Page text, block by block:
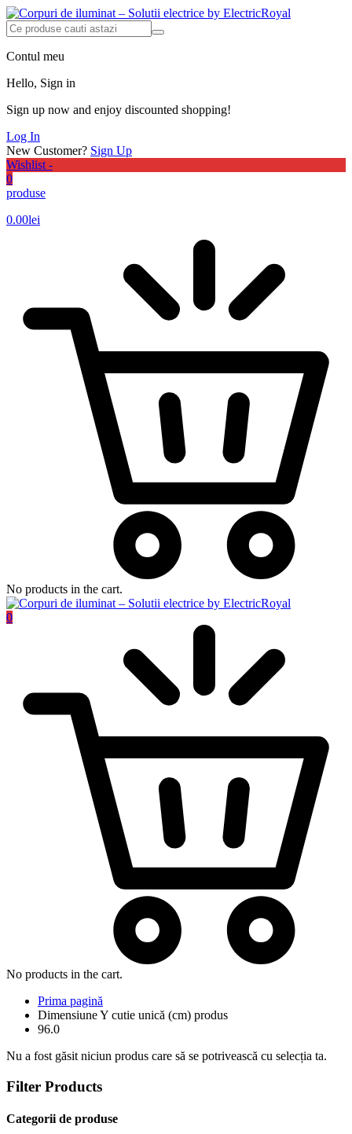
Contul meu
Hello, Sign in
Sign up now and enjoy discounted shopping!
Log In
New Customer? Sign Up
Wishlist -
0
produse
0.00lei
No products in the cart.
0
No products in the cart.
Prima pagină
Dimensiune Y cutie unică (cm) produs
96.0
Nu a fost găsit niciun produs care să se potrivească cu selecția ta.
Filter Products
Categorii de produse